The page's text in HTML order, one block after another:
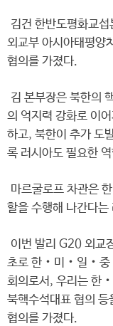
김건 한반도평화교
외교부 아시아태평양
협의를 가졌다.
김 본부장은 북한의
의 억지력 강화로 이
하고, 북한이 추가 도
록 러시아도 필요한
마르굴로프 차관은
할을 수행해 나간다
이번 발리 G20 외교
초로 한‧미‧일‧중‧
회의로서, 우리는
북핵수석대표 협의
협의를 가졌다.